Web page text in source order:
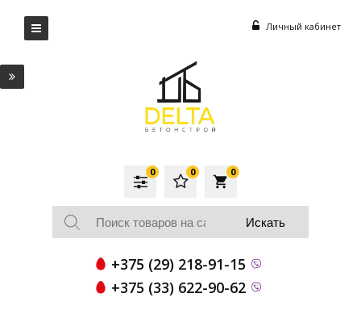
Личный кабинет
local_grocery_store
0
0
0
+375 (29) 218-91-15
+375 (33) 622-90-62